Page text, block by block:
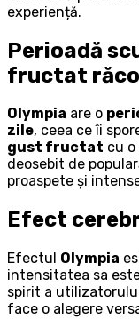
experiență.
Perioadă
fructat
Olympia are o
zile, ceea ce îi
gust fructat cu
deosebit de
proaspete și
Efect
Efectul Olympia
intensitatea sa
spirit a
face o alegere